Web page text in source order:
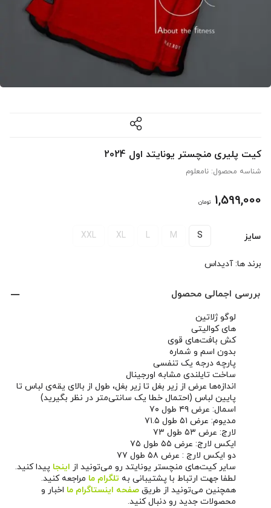
کیت پلیری منچستر یونایتد اول 2024
شناسه محصول: نامعلوم
1,599,000 تومان
سایز S
M
L
XL
XXL
برند ها:آدیداس
بررسی اجمالی محصول
لوگو ژلاتین
های کوالیتی
کش بافت‌های قوی
بدون اسم و شماره
پارچه درجه یک تنفسی
ساخت تایلندی مشابه اورجینال
اندازه‌ها عرض از زیر بغل تا زیر بغل، طول از بالای یقه‌ی لباس تا
پایین لباس (احتمال خطا یک سانتی‌متر در نظر بگیرید)
اسمال: عرض ۴۹ طول ۷۰
مدیوم: عرض ۵۱ طول ۷۱.۵
لارج: عرض ۵۳ طول ۷۳
ایکس لارج: عرض ۵۵ طول ۷۵
دو ایکس لارج : عرض ۵۸ طول ۷۷
سایر کیت‌های منچستر یونایتد رو می‌تونید از اینجا پیدا کنید.
لطفا جهت ارتباط با پشتیبانی به تلگرام ما مراجعه کنید.
همچنین می‌تونید از طریق صفحه اینستاگرام ما اخبار و
محصولات جدید رو دنبال کنید.